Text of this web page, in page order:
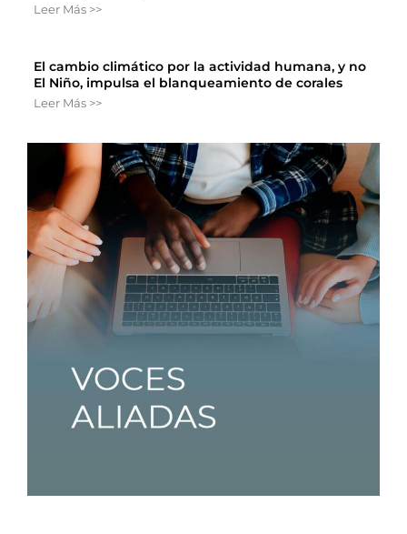
Leer Más >>
El cambio climático por la actividad humana, y no
El Niño, impulsa el blanqueamiento de corales
Leer Más >>